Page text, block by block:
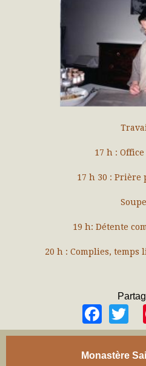
17 h :
17 h 30 : Prière
19 h: Détente
20 h : Complies, temps
Monastère